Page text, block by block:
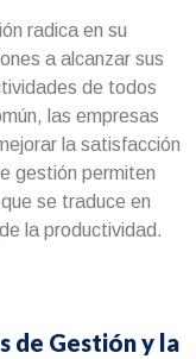
radica en su
a alcanzar sus
de todos
las empresas
la satisfacción
gestión permiten
se traduce en
la productividad.
de Gestión y la